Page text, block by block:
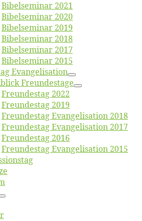
Bi­bel­se­mi­nar 2021
Bi­bel­se­mi­nar 2020
Bi­bel­se­mi­nar 2019
Bi­bel­se­mi­nar 2018
Bibelsemi­nar 2017
Bibelsemi­nar 2015
Evangelisation
Freundestage
Freun­des­tag 2022
Freun­des­tag 2019
Freun­des­tag Evan­ge­li­sa­ti­on 2018
Freun­des­tag Evan­ge­li­sa­ti­on 2017
Freun­des­tag 2016
Freun­des­tag Evan­ge­li­sa­ti­on 2015